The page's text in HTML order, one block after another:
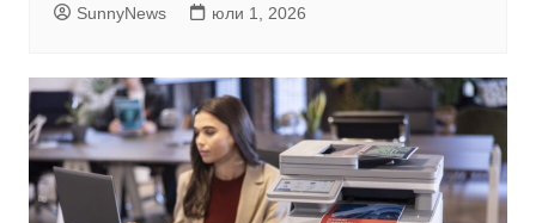
SunnyNews юли 1, 2026